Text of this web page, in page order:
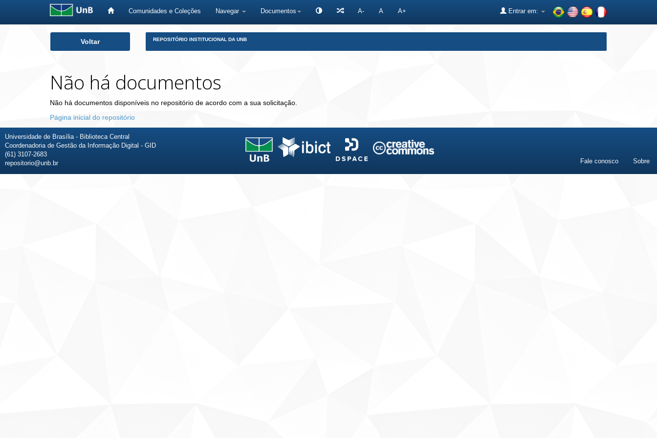
Comunidades e Coleções Navegar Documentos A- A A+ Entrar em:
Voltar REPOSITÓRIO INSTITUCIONAL DA UNB
Não há documentos
Não há documentos disponíveis no repositório de acordo com a sua solicitação.
Página inicial do repositório
Universidade de Brasília - Biblioteca Central
Coordenadoria de Gestão da Informação Digital - GID
(61) 3107-2683
repositorio@unb.br
Fale conosco Sobre